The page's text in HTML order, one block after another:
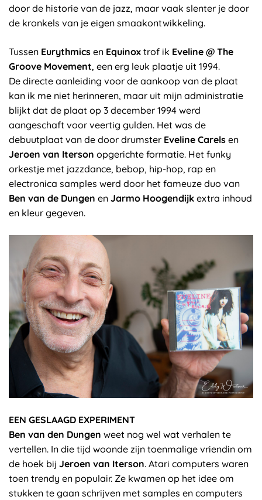
door de historie van de jazz, maar vaak slenter je door
de kronkels van je eigen smaakontwikkeling.
Tussen Eurythmics en Equinox trof ik Eveline @ The
Groove Movement, een erg leuk plaatje uit 1994.
De directe aanleiding voor de aankoop van de plaat
kan ik me niet herinneren, maar uit mijn administratie
blijkt dat de plaat op 3 december 1994 werd
aangeschaft voor veertig gulden. Het was de
debuutplaat van de door drumster Eveline Carels en
Jeroen van Iterson opgerichte formatie. Het funky
orkestje met jazzdance, bebop, hip-hop, rap en
electronica samples werd door het fameuze duo van
Ben van de Dungen en Jarmo Hoogendijk extra inhoud
en kleur gegeven.
EEN GESLAAGD EXPERIMENT
Ben van den Dungen weet nog wel wat verhalen te
vertellen. In die tijd woonde zijn toenmalige vriendin om
de hoek bij Jeroen van Iterson. Atari computers waren
toen trendy en populair. Ze kwamen op het idee om
stukken te gaan schrijven met samples en computers